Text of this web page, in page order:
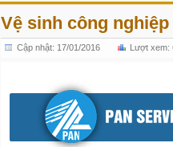
Vệ sinh công
Cập nhật: 17/01/2016 Lượt xem: